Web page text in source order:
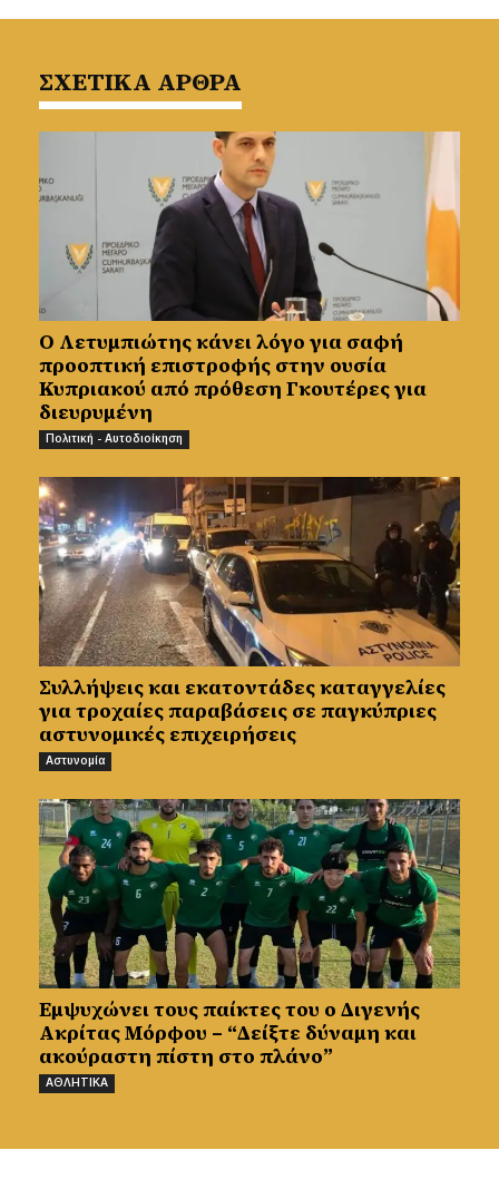
ΣΧΕΤΙΚΑ ΑΡΘΡΑ
Ο Λετυμπιώτης κάνει λόγο για σαφή
προοπτική επιστροφής στην ουσία
Κυπριακού από πρόθεση Γκουτέρες για
διευρυμένη
Πολιτική - Αυτοδιοίκηση
Συλλήψεις και εκατοντάδες καταγγελίες
για τροχαίες παραβάσεις σε παγκύπριες
αστυνομικές επιχειρήσεις
Αστυνομία
Εμψυχώνει τους παίκτες του ο Διγενής
Ακρίτας Μόρφου – “Δείξτε δύναμη και
ακούραστη πίστη στο πλάνο”
ΑΘΛΗΤΙΚΑ